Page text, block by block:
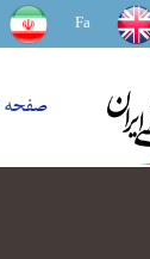
Fa
صفحه